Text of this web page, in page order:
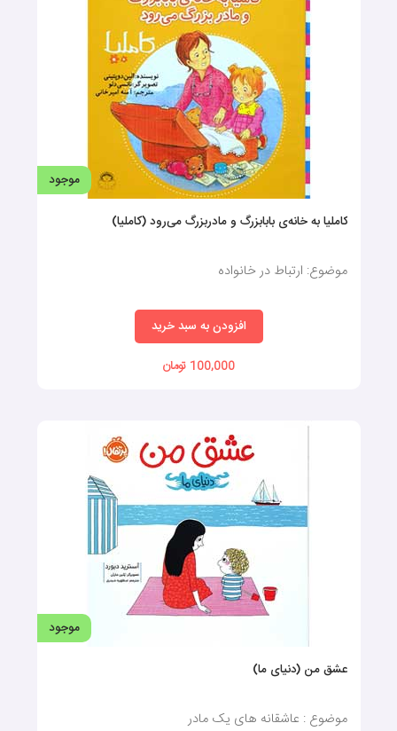
موجود
کاملیا به خانه‌ی بابابزرگ و مادربزرگ می‌رود (کاملیا)
موضوع: ارتباط در خانواده
افزودن به سبد خرید
100,000 تومان
موجود
عشق من (دنیای ما)
موضوع : عاشقانه های یک مادر